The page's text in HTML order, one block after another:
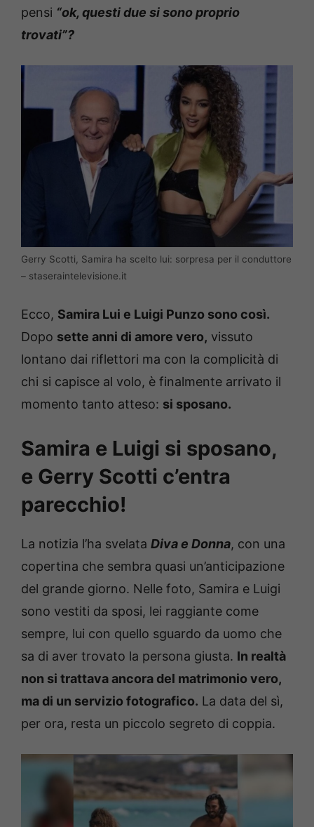
pensi “ok, questi due si sono proprio
trovati”?
Gerry Scotti, Samira ha scelto lui: sorpresa per il conduttore
– staseraintelevisione.it
Ecco, Samira Lui e Luigi Punzo sono così.
Dopo sette anni di amore vero, vissuto
lontano dai riflettori ma con la complicità di
chi si capisce al volo, è finalmente arrivato il
momento tanto atteso: si sposano.
Samira e Luigi si sposano,
e Gerry Scotti c’entra
parecchio!
La notizia l’ha svelata Diva e Donna, con una
copertina che sembra quasi un’anticipazione
del grande giorno. Nelle foto, Samira e Luigi
sono vestiti da sposi, lei raggiante come
sempre, lui con quello sguardo da uomo che
sa di aver trovato la persona giusta. In realtà
non si trattava ancora del matrimonio vero,
ma di un servizio fotografico. La data del sì,
per ora, resta un piccolo segreto di coppia.